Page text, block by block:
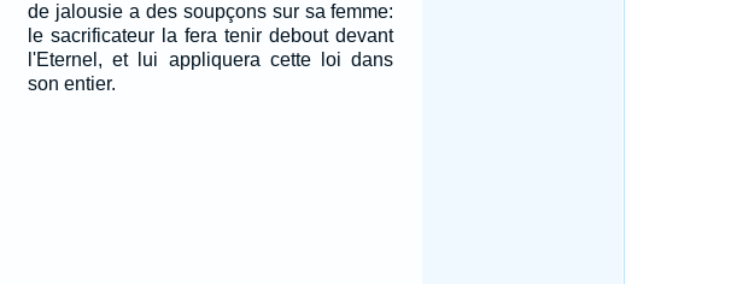
de jalousie a des soupçons sur sa femme:
le sacrificateur la fera tenir debout devant
l'Eternel, et lui appliquera cette loi dans
son entier.